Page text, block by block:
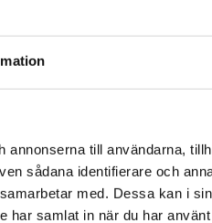
till användarna,
sådana identifierare och
med. Dessa kan i
har samlat in när du har